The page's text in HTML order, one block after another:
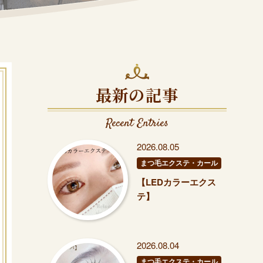
最新の記事
Recent Entries
2026.08.05
まつ毛エクステ・カール
【LEDカラーエクス
テ】
2026.08.04